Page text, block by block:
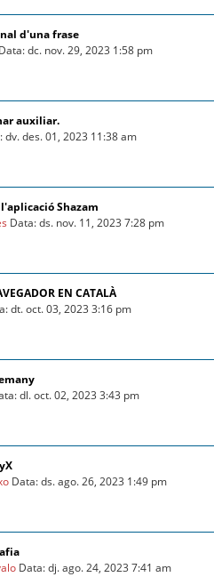
d'una frase
Data: dc. nov. 29, 2023 1:58 pm
auxiliar.
dv. des. 01, 2023 11:38 am
Shazam
Data: ds. nov. 11, 2023 7:28 pm
EN CATALÀ
dt. oct. 03, 2023 3:16 pm
dl. oct. 02, 2023 3:43 pm
Data: ds. ago. 26, 2023 1:49 pm
Data: dj. ago. 24, 2023 7:41 am